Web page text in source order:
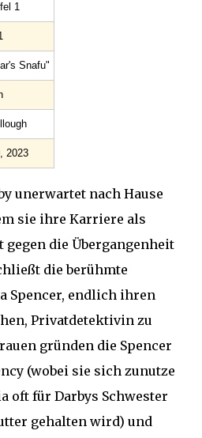
1
Snafu"
2023
unerwartet nach Hause
sie ihre Karriere als
die Übergangenheit
die berühmte
Spencer, endlich ihren
Privatdetektivin zu
gründen die Spencer
(wobei sie sich zunutze
oft für Darbys Schwester
gehalten wird) und